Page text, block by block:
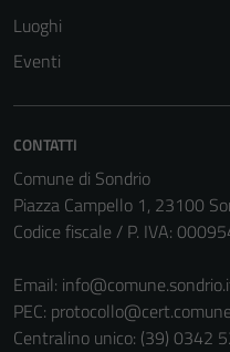
Luoghi
Eventi
CONTATTI
Comune di Sondrio
Piazza Campello 1, 23100
Codice fiscale / P. IVA:
Email:
PEC:
Centralino unico: (39) 0342